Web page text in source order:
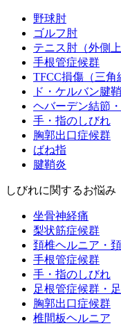
野球肘
ゴルフ肘
テニス肘（外側上
手根管症候群
TFCC損傷（三角
ド・ケルバン腱
ヘバーデン結節
手・指のしびれ
胸郭出口症候群
ばね指
腱鞘炎
しびれに関するお悩み
坐骨神経痛
梨状筋症候群
頚椎ヘルニア・
手根管症候群
手・指のしびれ
足根管症候群・
胸郭出口症候群
椎間板ヘルニア